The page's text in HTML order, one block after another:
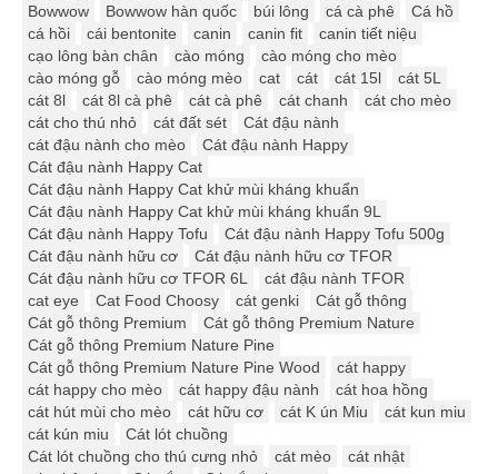
Bowwow
Bowwow hàn quốc búi lông cá cà phê
Cá hồ
cá hồi
cái bentonite canin canin fit
canin tiết niệu
cạo lông bàn chân
cào móng
cào móng cho mèo
cào móng gỗ
cào móng mèo cat cát cát 15l
cát 5L
cát 8l
cát 8l cà phê cát cà phê cát chanh
cát cho mèo
cát cho thú nhỏ
cát đất sét
Cát đậu nành
cát đậu nành cho mèo
Cát đậu nành Happy
Cát đậu nành Happy Cat
Cát đậu nành Happy Cat khử mùi kháng khuẩn
Cát đậu nành Happy Cat khử mùi kháng khuẩn 9L
Cát đậu nành Happy Tofu
Cát đậu nành Happy Tofu 500g
Cát đậu nành hữu cơ
Cát đậu nành hữu cơ TFOR
Cát đậu nành hữu cơ TFOR 6L
cát đậu nành TFOR
cat eye
Cat Food Choosy cát genki
Cát gỗ thông
Cát gỗ thông Premium
Cát gỗ thông Premium Nature
Cát gỗ thông Premium Nature Pine
Cát gỗ thông Premium Nature Pine Wood
cát happy
cát happy cho mèo
cát happy đậu nành
cát hoa hồng
cát hút mùi cho mèo
cát hữu cơ cát K ún Miu
cát kun miu
cát kún miu
Cát lót chuồng
Cát lót chuồng cho thú cưng nhỏ
cát mèo
cát nhật